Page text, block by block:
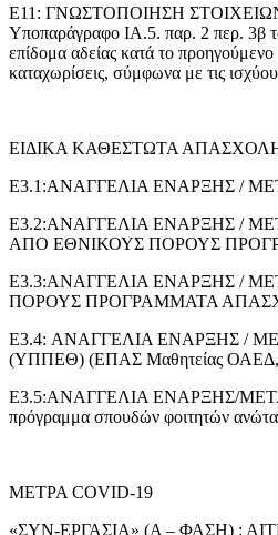
Ε11: ΓΝΩΣΤΟΠΟΙΗΣΗ ΣΤΟΙΧΕΙΩΝ
Υποπαράγραφο IA.5. παρ. 2 περ. 3β
επίδομα αδείας κατά το
καταχωρίσεις, σύμφωνα με τις
ΕΙΔΙΚΑ ΚΑΘΕΣΤΩΤΑ
E3.1:ΑΝΑΓΓΕΛΙΑ ΕΝΑΡΞΗΣ /
Ε3.2:ΑΝΑΓΓΕΛΙΑ ΕΝΑΡΞΗΣ /
ΑΠΟ ΕΘΝΙΚΟΥΣ ΠΟΡΟΥΣ
Ε3.3:ΑΝΑΓΓΕΛΙΑ ΕΝΑΡΞΗΣ /
ΠΟΡΟΥΣ ΠΡΟΓΡΑΜΜΑΤΑ
E3.4: ΑΝΑΓΓΕΛΙΑ ΕΝΑΡΞΗΣ /
(ΥΠΠΕΘ) (ΕΠΑΣ Μαθητείας ΟΑΕΔ,
Ε3.5:ΑΝΑΓΓΕΛΙΑ ΕΝΑΡΞΗΣ/
πρόγραμμα σπουδών φοιτητών
ΜΕΤΡΑ COVID-19
«ΣΥΝ-ΕΡΓΑΣΙΑ» (Α – ΦΑΣΗ) :